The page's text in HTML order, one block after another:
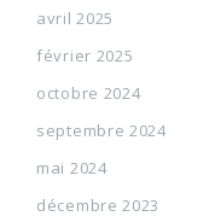
avril 2025
février 2025
octobre 2024
septembre 2024
mai 2024
décembre 2023